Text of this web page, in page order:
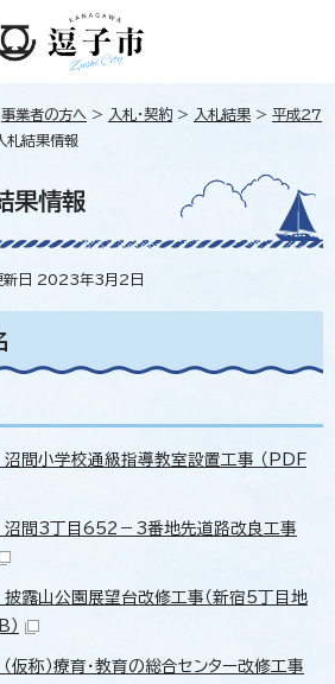
事業者の方へ > 入札・契約 > 入札結果 > 平成27
結果情報
果情報
日 2023年3月2日
小学校通級指導教室設置工事 （PDF
間3丁目652－3番地先道路改良工事
山公園展望台改修工事（新宿5丁目地
称）療育・教育の総合センター改修工事